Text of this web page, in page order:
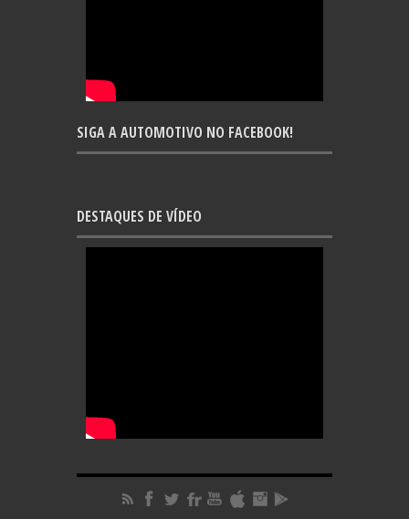
SIGA A AUTOMOTIVO NO FACEBOOK!
DESTAQUES DE VÍDEO